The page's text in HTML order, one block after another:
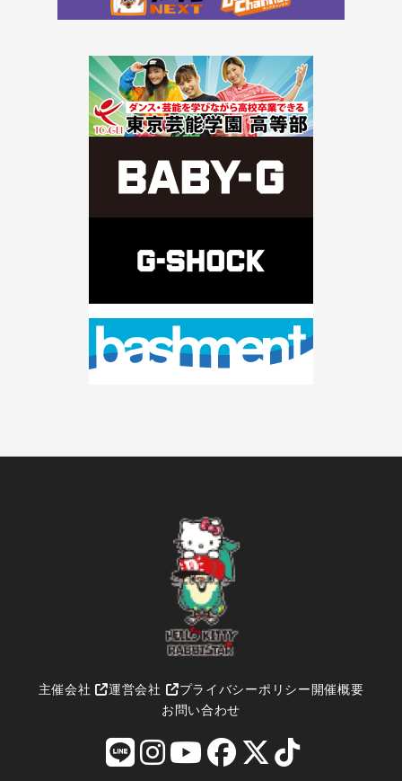
主催会社 運営会社 プライバシーポリシー開催概要
お問い合わせ